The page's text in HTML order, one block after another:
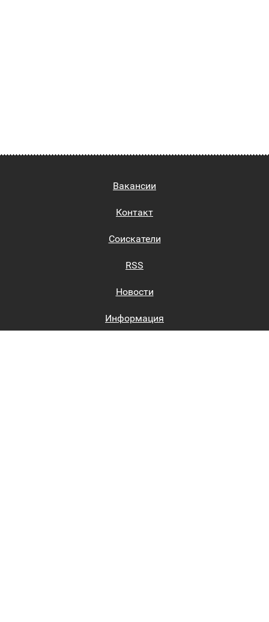
Вакансии
Контакт
Соискатели
RSS
Новости
Информация